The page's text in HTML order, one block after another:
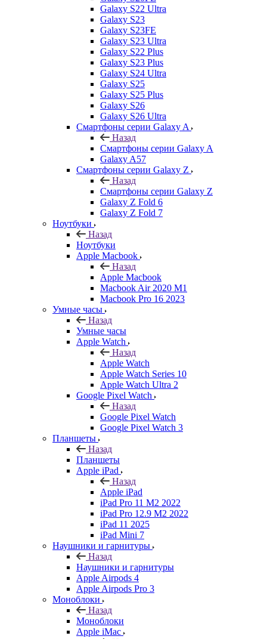
Galaxy S22 Ultra
Galaxy S23
Galaxy S23FE
Galaxy S23 Ultra
Galaxy S22 Plus
Galaxy S23 Plus
Galaxy S24 Ultra
Galaxy S25
Galaxy S25 Plus
Galaxy S26
Galaxy S26 Ultra
Смартфоны серии Galaxy A
Назад
Смартфоны серии Galaxy A
Galaxy A57
Смартфоны серии Galaxy Z
Назад
Смартфоны серии Galaxy Z
Galaxy Z Fold 6
Galaxy Z Fold 7
Ноутбуки
Назад
Ноутбуки
Apple Macbook
Назад
Apple Macbook
Macbook Air 2020 M1
Macbook Pro 16 2023
Умные часы
Назад
Умные часы
Apple Watch
Назад
Apple Watch
Apple Watch Series 10
Apple Watch Ultra 2
Google Pixel Watch
Назад
Google Pixel Watch
Google Pixel Watch 3
Планшеты
Назад
Планшеты
Apple iPad
Назад
Apple iPad
iPad Pro 11 M2 2022
iPad Pro 12.9 M2 2022
iPad 11 2025
iPad Mini 7
Наушники и гарнитуры
Назад
Наушники и гарнитуры
Apple Airpods 4
Apple Airpods Pro 3
Моноблоки
Назад
Моноблоки
Apple iMac